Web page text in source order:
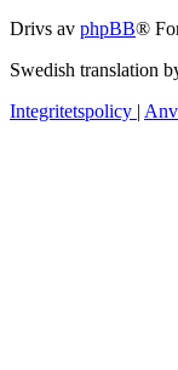
Drivs av phpBB®
Swedish translation
Integritetspolicy |